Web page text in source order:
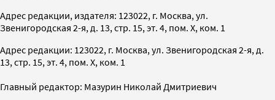
Адрес редакции, издателя: 123022, г. Москва, ул.
Звенигородская 2-я, д. 13, стр. 15, эт. 4, пом. X, ком. 1
Адрес редакции: 123022, г. Москва, ул. Звенигородская 2-я, д.
13, стр. 15, эт. 4, пом. X, ком. 1
Главный редактор: Мазурин Николай Дмитриевич